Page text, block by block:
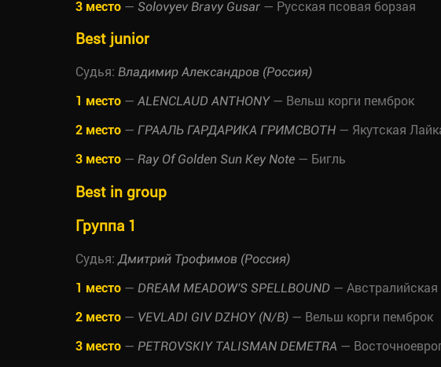
3 место — Solovyev Bravy Gusar — Русская псовая борзая
Best junior
Судья: Владимир Александров (Россия)
1 место — ALENCLAUD ANTHONY— Вельш корги пемброк
2 место — ГРААЛЬ ГАРДАРИКА ГРИМСВОТН — Якутская
3 место — Ray Of Golden Sun Key Note — Бигль
Best in group
Группа 1
Судья: Дмитрий Трофимов (Россия)
1 место — DREAM MEADOW'S SPELLBOUND — Австралийская
2 место — VEVLADI GIV DZHOY (N/B) — Вельш корги пемброк
3 место — PETROVSKIY TALISMAN DEMETRA —